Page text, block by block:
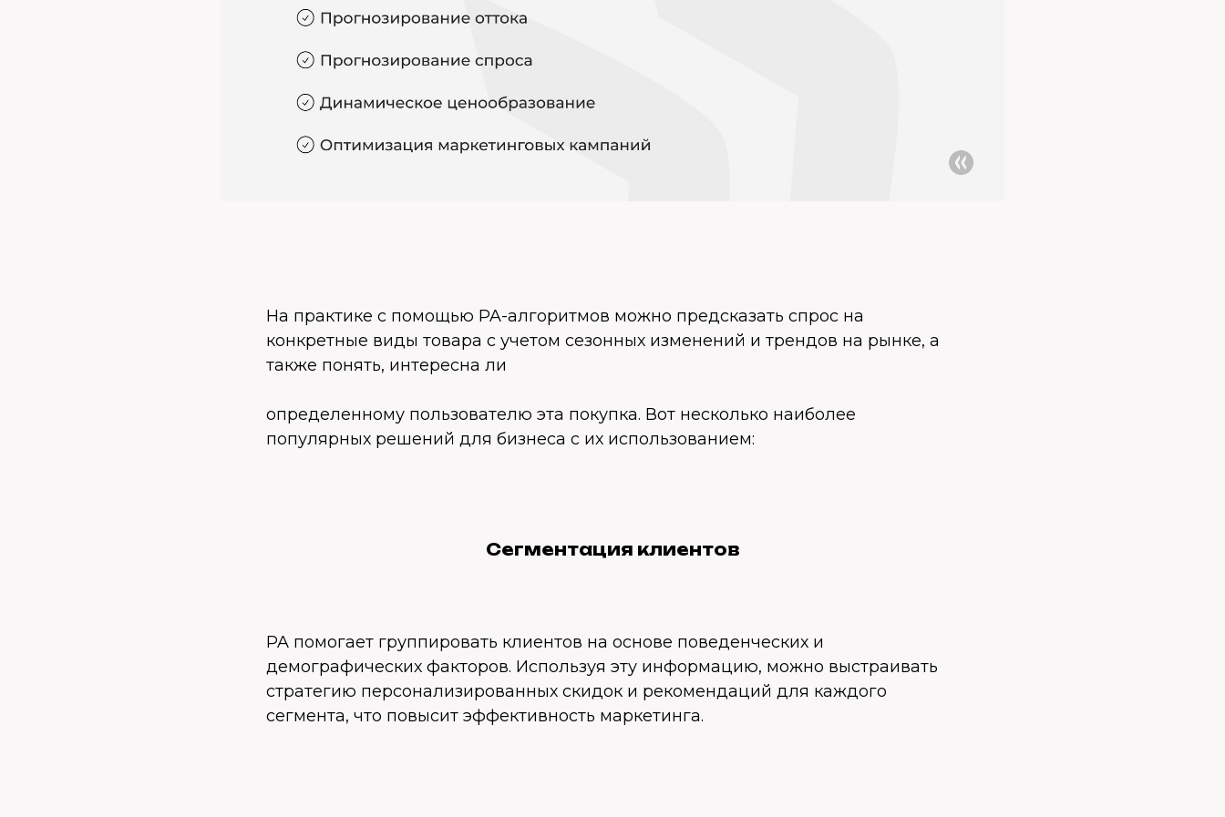
На практике с помощью PA-алгоритмов можно предсказать спрос на
конкретные виды товара с учетом сезонных изменений и трендов на рынке, а
также понять, интересна ли
определенному пользователю эта покупка. Вот несколько наиболее
популярных решений для бизнеса с их использованием:
Сегментация клиентов
PA помогает группировать клиентов на основе поведенческих и
демографических факторов. Используя эту информацию, можно выстраивать
стратегию персонализированных скидок и рекомендаций для каждого
сегмента, что повысит эффективность маркетинга.